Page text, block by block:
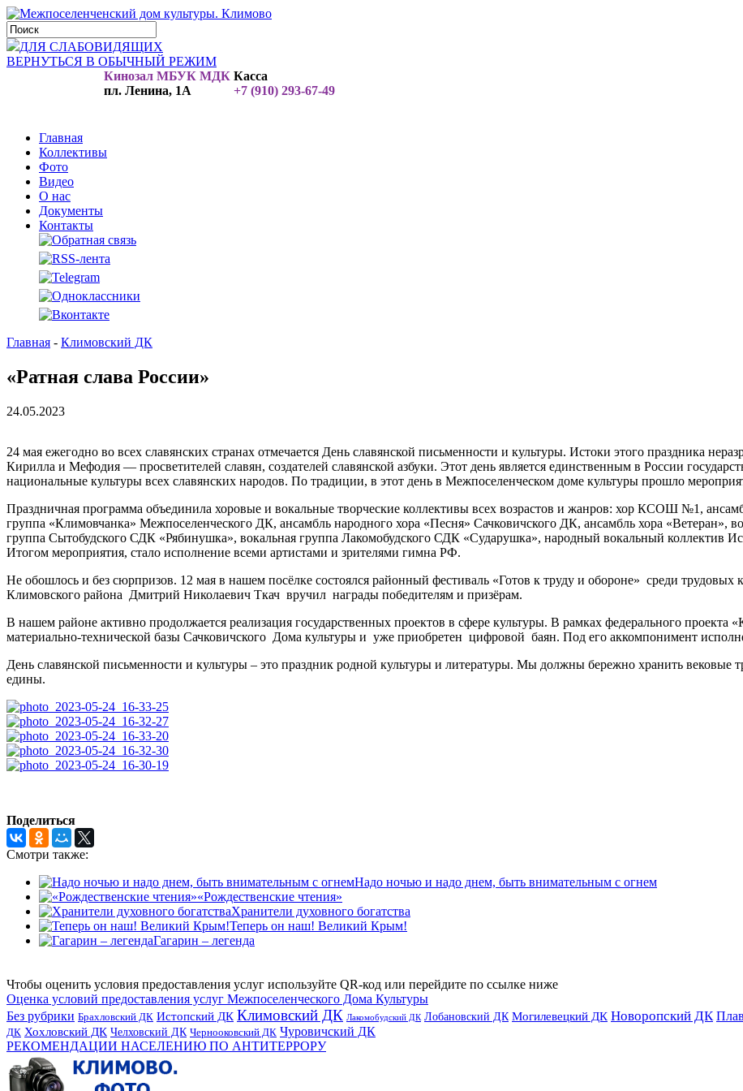
ДЛЯ СЛАБОВИДЯЩИХ
ВЕРНУТЬСЯ В ОБЫЧНЫЙ РЕЖИМ
Кинозал МБУК МДК
пл. Ленина, 1А
Касса
+7 (910) 293-67-49
Главная
Коллективы
Фото
Видео
О нас
Документы
Контакты
Главная - Климовский ДК
«Ратная слава России»
24.05.2023
24 мая ежегодно во всех славянских странах отмечается День славянской письменности и культуры. Истоки этого праздника
Кирилла и Мефодия — просветителей славян, создателей славянской азбуки. Этот день является единственным в России
национальные культуры всех славянских народов. По традиции, в этот день в Межпоселенческом доме культуры прошло
Праздничная программа объединила хоровые и вокальные творческие коллективы всех возрастов и жанров: хор КСОШ №1,
группа «Климовчанка» Межпоселенческого ДК, ансамбль народного хора «Песня» Сачковичского ДК, ансамбль хора «Ветеран»,
группа Сытобудского СДК «Рябинушка», вокальная группа Лакомобудского СДК «Сударушка», народный вокальный коллектив
Итогом мероприятия, стало исполнение всеми артистами и зрителями гимна РФ.
Не обошлось и без сюрпризов. 12 мая в нашем посёлке состоялся районный фестиваль «Готов к труду и обороне» среди трудовых
Климовского района Дмитрий Николаевич Ткач вручил награды победителям и призёрам.
В нашем районе активно продолжается реализация государственных проектов в сфере культуры. В рамках федерального проекта
материально-технической базы Сачковичского Дома культуры и уже приобретен цифровой баян. Под его аккомпонимент
День славянской письменности и культуры – это праздник родной культуры и литературы. Мы должны бережно хранить вековые
едины.
Поделиться
Смотри также:
Надо ночью и надо днем, быть внимательным с огнем
«Рождественские чтения»
Хранители духовного богатства
Теперь он наш! Великий Крым!
Гагарин – легенда
Чтобы оценить условия предоставления услуг используйте QR-код или перейдите по ссылке ниже
Оценка условий предоставления услуг Межпоселенческого Дома Культуры
Без рубрики Брахловский ДК Истопский ДК Климовский ДК Лакомобудский ДК Лобановский ДК Могилевецкий ДК Новоропский ДК
ДК Хохловский ДК Челховский ДК Чернооковский ДК Чуровичский ДК
РЕКОМЕНДАЦИИ НАСЕЛЕНИЮ ПО АНТИТЕРРОРУ